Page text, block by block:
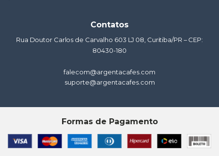
Contatos
Rua Doutor Carlos de Carvalho 603 LJ 08, Curitiba/PR – CEP:
80430-180
falecom@argentacafes.com
suporte@argentacafes.com
Formas de Pagamento